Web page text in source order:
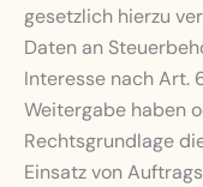
gesetzlich hierzu
Daten an
Interesse nach Art.
Weitergabe haben
Rechtsgrundlage
Einsatz von